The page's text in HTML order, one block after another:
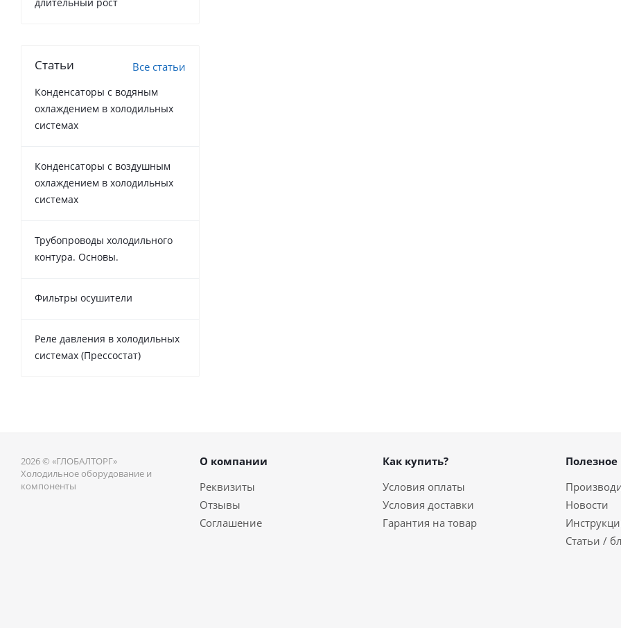
Статьи Все статьи
Конденсаторы с водяным
охлаждением в холодильных
системах
Конденсаторы с воздушным
охлаждением в холодильных
системах
Трубопроводы холодильного
контура. Основы.
Фильтры осушители
Реле давления в холодильных
системах (Прессостат)
2026 © «ГЛОБАЛТОРГ»
Холодильное оборудование и
компоненты
О компании
Реквизиты
Отзывы
Соглашение
Как купить?
Условия оплаты
Условия доставки
Гарантия на товар
Полезное
Новости
Статьи /